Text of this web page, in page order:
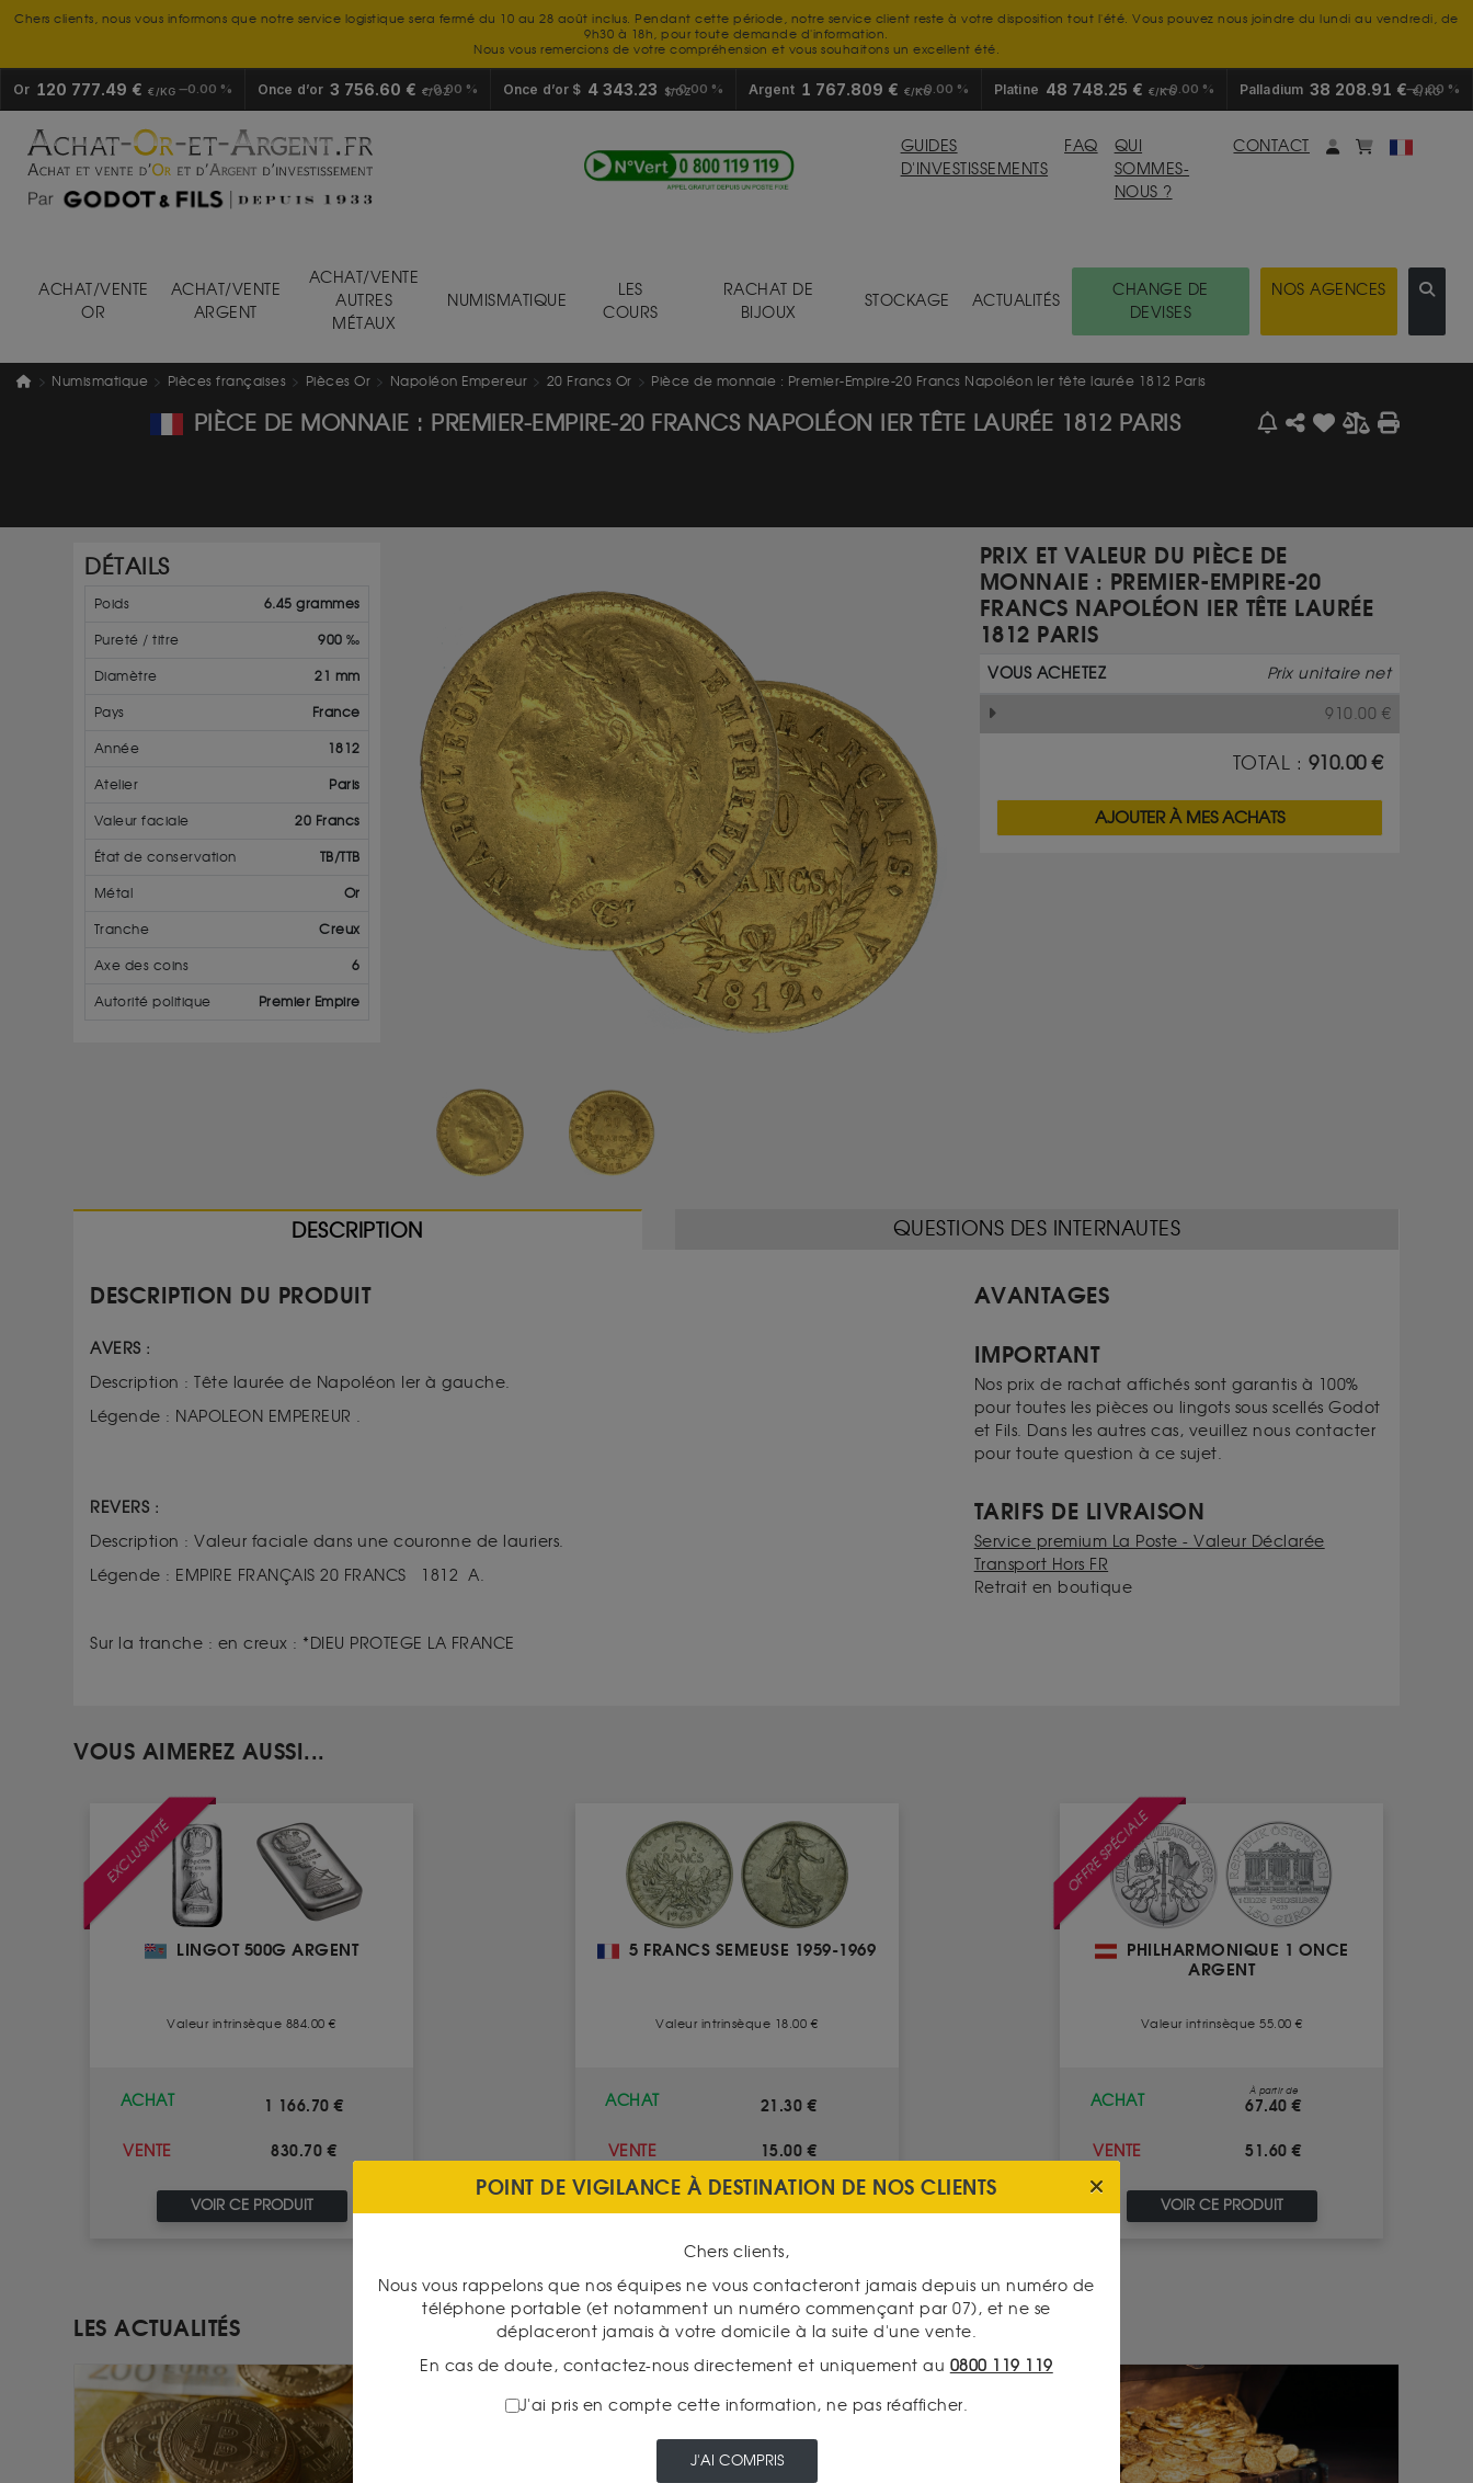
Chers clients, nous vous informons que notre service logistique sera fermé du 10 au 28 août inclus. Pendant cette période, notre service client reste à votre disposition tout l'été. Vous pouvez nous joindre du lundi au vendredi, de
9h30 à 18h, pour toute demande d'information.
Nous vous remercions de votre compréhension et vous souhaitons un excellent été.
Or 120 777.49 € €/KG 0.00 % Once d’or 3 756.60 € €/OZ
0.00 % Once d’or $ 4 343.23 $/OZ0.00 % Argent 1 767.809 € €/KG0.00 % Platine 48 748.25 € €/KG0.00 % Palladium 38 208.91 €€/KG
0.00 %
GUIDES
D'INVESTISSEMENTS
FAQ
QUI
SOMMES-
NOUS ?
CONTACT Mon compte
monpanier
ACHAT/VENTE
OR
ACHAT/VENTE
ARGENT
ACHAT/VENTE
AUTRES
MÉTAUX
NUMISMATIQUE
LES
COURS
RACHAT DE
BIJOUX
STOCKAGE ACTUALITÉS
CHANGE DE
DEVISES
NOS AGENCES
Numismatique Pièces françaises Pièces Or Napoléon Empereur 20 Francs Or Pièce de monnaie : Premier-Empire-20 Francs Napoléon Ier tête laurée 1812 Paris
PIÈCE DE MONNAIE : PREMIER-EMPIRE-20 FRANCS NAPOLÉON IER TÊTE LAURÉE 1812 PARIS
DÉTAILS
Poids 6.45 grammes
Pureté / titre 900 ‰
Diamètre 21 mm
Pays France
Année 1812
Atelier Paris
Valeur faciale 20 Francs
État de conservation TB/TTB
Métal Or
Tranche Creux
Axe des coins 6
Autorité politique Premier Empire
PRIX ET VALEUR DU PIÈCE DE
MONNAIE : PREMIER-EMPIRE-20
FRANCS NAPOLÉON IER TÊTE LAURÉE
1812 PARIS
VOUS ACHETEZ Prix unitaire net
910.00 €
TOTAL : 910.00€
AJOUTER À MES ACHATS
DESCRIPTION QUESTIONS DES INTERNAUTES
DESCRIPTION DU PRODUIT
AVERS :
Description : Tête laurée de Napoléon Ier à gauche.
Légende : NAPOLEON EMPEREUR .
REVERS :
Description : Valeur faciale dans une couronne de lauriers.
Légende : EMPIRE FRANÇAIS 20 FRANCS 1812 A.
Sur la tranche : en creux : *DIEU PROTEGE LA FRANCE
AVANTAGES
IMPORTANT
Nos prix de rachat affichés sont garantis à 100%
pour toutes les pièces ou lingots sous scellés Godot
et Fils. Dans les autres cas, veuillez nous contacter
pour toute question à ce sujet.
TARIFS DE LIVRAISON
Service premium La Poste - Valeur Déclarée
Transport Hors FR
Retrait en boutique
VOUS AIMEREZ AUSSI...
EXCLUSIVITÉ
LINGOT 500G ARGENT
Valeur intrinsèque 884.00 €
ACHAT 1 166.70 €
VENTE 830.70 €
VOIR CE PRODUIT
5 FRANCS SEMEUSE 1959-1969
Valeur intrinsèque 18.00 €
ACHAT 21.30 €
VENTE 15.00 €
OFFRE SPÉCIALE
PHILHARMONIQUE 1 ONCE
ARGENT
Valeur intrinsèque 55.00 €
ACHAT
À partir de
67.40 €
VENTE 51.60 €
VOIR CE PRODUIT
LES ACTUALITÉS
POINT DE VIGILANCE À DESTINATION DE NOS CLIENTS
Chers clients,
Nous vous rappelons que nos équipes ne vous contacteront jamais depuis un numéro de
téléphone portable (et notamment un numéro commençant par 07), et ne se
déplaceront jamais à votre domicile à la suite d'une vente.
En cas de doute, contactez-nous directement et uniquement au 0800 119 119
J'ai pris en compte cette information, ne pas réafficher.
J'AI COMPRIS